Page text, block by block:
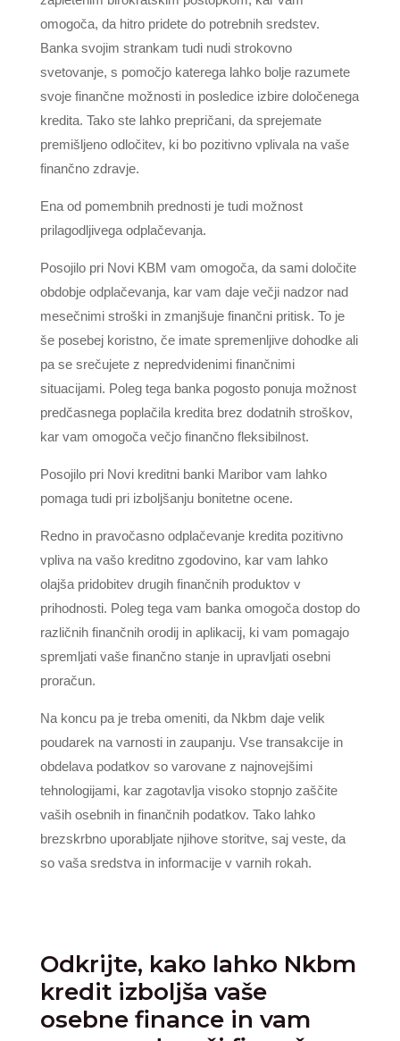
omogoča, da hitro pridete do potrebnih sredstev.
Banka svojim strankam tudi nudi strokovno
svetovanje, s pomočjo katerega lahko bolje razumete
svoje finančne možnosti in posledice izbire določenega
kredita. Tako ste lahko prepričani, da sprejemate
premišljeno odločitev, ki bo pozitivno vplivala na vaše
finančno zdravje.
Ena od pomembnih prednosti je tudi možnost
prilagodljivega odplačevanja.
Posojilo pri Novi KBM vam omogoča, da sami določite
obdobje odplačevanja, kar vam daje večji nadzor nad
mesečnimi stroški in zmanjšuje finančni pritisk. To je
še posebej koristno, če imate spremenljive dohodke ali
pa se srečujete z nepredvidenimi finančnimi
situacijami. Poleg tega banka pogosto ponuja možnost
predčasnega poplačila kredita brez dodatnih stroškov,
kar vam omogoča večjo finančno fleksibilnost.
Posojilo pri Novi kreditni banki Maribor vam lahko
pomaga tudi pri izboljšanju bonitetne ocene.
Redno in pravočasno odplačevanje kredita pozitivno
vpliva na vašo kreditno zgodovino, kar vam lahko
olajša pridobitev drugih finančnih produktov v
prihodnosti. Poleg tega vam banka omogoča dostop do
različnih finančnih orodij in aplikacij, ki vam pomagajo
spremljati vaše finančno stanje in upravljati osebni
proračun.
Na koncu pa je treba omeniti, da Nkbm daje velik
poudarek na varnosti in zaupanju. Vse transakcije in
obdelava podatkov so varovane z najnovejšimi
tehnologijami, kar zagotavlja visoko stopnjo zaščite
vaših osebnih in finančnih podatkov. Tako lahko
brezskrbno uporabljate njihove storitve, saj veste, da
so vaša sredstva in informacije v varnih rokah.
Odkrijte, kako lahko Nkbm
kredit izboljša vaše
osebne finance in vam